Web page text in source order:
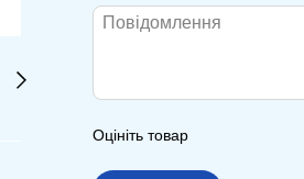
Оцініть товар